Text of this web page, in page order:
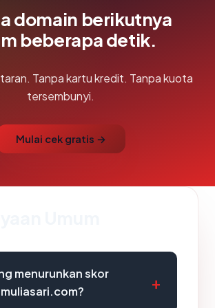
domain berikutnya
beberapa detik.
Tanpa kartu kredit. Tanpa kuota
tersembunyi.
Mulai cek gratis →
menurunkan skor